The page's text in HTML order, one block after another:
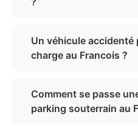
Un véhicule accidenté
charge au Francois ?
Comment se passe
parking souterrain au